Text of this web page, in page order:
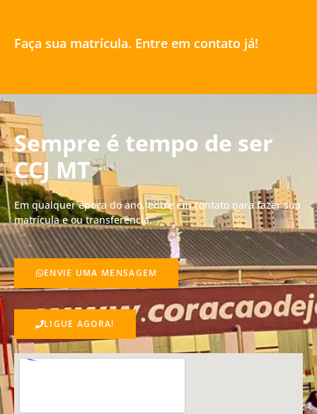
Faça sua matrícula. Entre em contato já!
Sempre é tempo de ser
CCJ MT
Em qualquer época do ano, entre em contato para fazer sua
matrícula e ou transferência.
ENVIE UMA MENSAGEM
LIGUE AGORA!